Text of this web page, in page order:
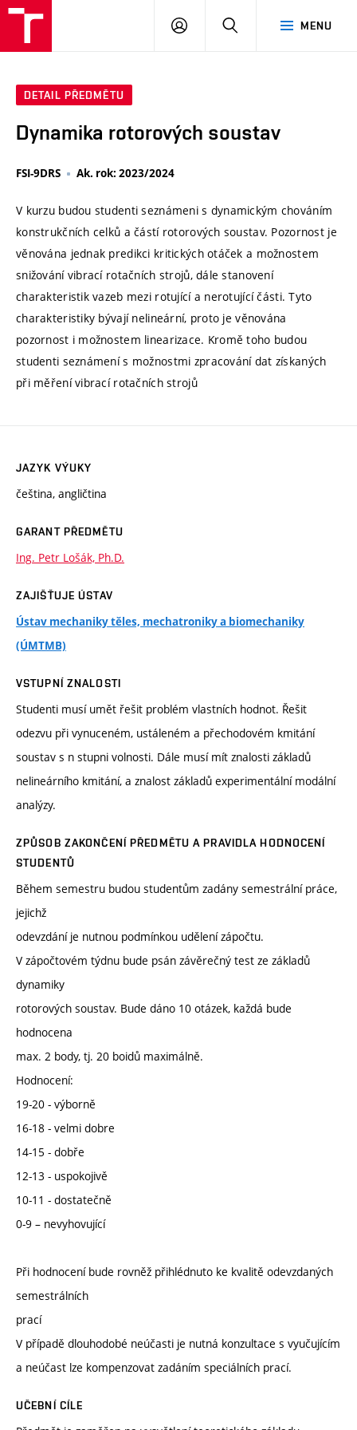
MENU
PŘIHLÁSIT
DETAIL PŘEDMĚTU
Dynamika rotorových soustav
FSI-9DRS Ak. rok: 2023/2024
V kurzu budou studenti seznámeni s dynamickým chováním
konstrukčních celků a částí rotorových soustav. Pozornost je
věnována jednak predikci kritických otáček a možnostem
snižování vibrací rotačních strojů, dále stanovení
charakteristik vazeb mezi rotující a nerotující části. Tyto
charakteristiky bývají nelineární, proto je věnována
pozornost i možnostem linearizace. Kromě toho budou
studenti seznámení s možnostmi zpracování dat získaných
při měření vibrací rotačních strojů
JAZYK VÝUKY
čeština, angličtina
GARANT PŘEDMĚTU
Ing. Petr Lošák, Ph.D.
ZAJIŠŤUJE ÚSTAV
Ústav mechaniky těles, mechatroniky a biomechaniky
(ÚMTMB)
VSTUPNÍ ZNALOSTI
Studenti musí umět řešit problém vlastních hodnot. Řešit
odezvu při vynuceném, ustáleném a přechodovém kmitání
soustav s n stupni volnosti. Dále musí mít znalosti základů
nelineárního kmitání, a znalost základů experimentální modální
analýzy.
ZPŮSOB ZAKONČENÍ PŘEDMĚTU A PRAVIDLA HODNOCENÍ
STUDENTŮ
Během semestru budou studentům zadány semestrální práce,
jejichž
odevzdání je nutnou podmínkou udělení zápočtu.
V zápočtovém týdnu bude psán závěrečný test ze základů
dynamiky
rotorových soustav. Bude dáno 10 otázek, každá bude
hodnocena
max. 2 body, tj. 20 boidů maximálně.
Hodnocení:
19-20 - výborně
16-18 - velmi dobre
14-15 - dobře
12-13 - uspokojivě
10-11 - dostatečně
0-9 – nevyhovující
Při hodnocení bude rovněž přihlédnuto ke kvalitě odevzdaných
semestrálních
prací
V případě dlouhodobé neúčasti je nutná konzultace s vyučujícím
a neúčast lze kompenzovat zadáním speciálních prací.
UČEBNÍ CÍLE